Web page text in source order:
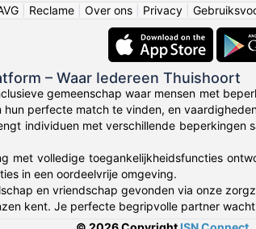
Reclame Over ons Privacy
– Waar Iedereen Thuishoort
gemeenschap waar mensen met
perfecte match te vinden, en
individuen met verschillende
met volledige toegankelijkheidsfuncties
in een oordeelvrije omgeving.
en vriendschap gevonden via onze
kent. Je perfecte begripvolle partner